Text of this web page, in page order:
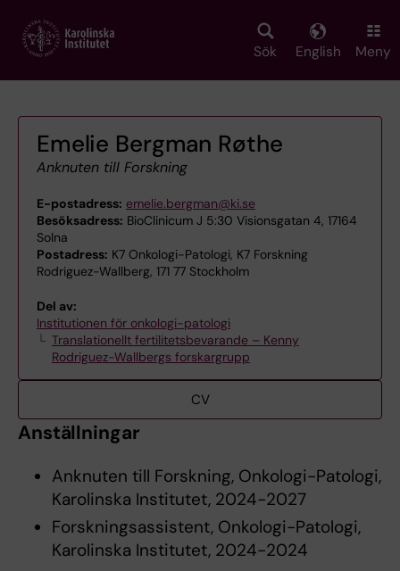
main
Sök English Meny
Emelie Bergman Røthe
Anknuten till Forskning
E-postadress: emelie.bergman@ki.se
Besöksadress: BioClinicum J 5:30 Visionsgatan 4, 17164
Solna
Postadress: K7 Onkologi-Patologi, K7 Forskning
Rodriguez-Wallberg, 171 77 Stockholm
Del av:
Institutionen för onkologi-patologi
Translationellt fertilitetsbevarande – Kenny
Rodriguez-Wallbergs forskargrupp
CV
Anställningar
Anknuten till Forskning, Onkologi-Patologi,
Karolinska Institutet, 2024-2027
Forskningsassistent, Onkologi-Patologi,
Karolinska Institutet, 2024-2024